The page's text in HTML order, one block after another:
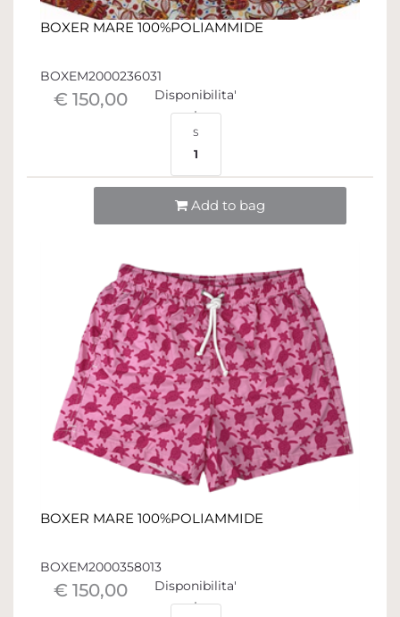
BOXER MARE 100%POLIAMMIDE
BOXEM2000236031
€ 150,00 Disponibilita'
S
1
Add to bag
BOXER MARE 100%POLIAMMIDE
BOXEM2000358013
€ 150,00 Disponibilita'